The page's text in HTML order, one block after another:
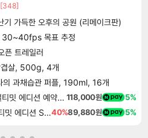
[348]
가득한 오후의 공원 (리메이크판)
30~40fps 목표 추정
픈 트레일러
겹살, 500g, 4개
의 과채습관 퍼플, 190ml, 16개
마블 투혼 파이팅 소울즈 얼티밋 에디션 예약구매 MARVEL Tokon Fighting Souls Ultimate Edition Pre-Purchase 118,000원 5%
슈퍼로봇대전 Y 디지털 얼티밋 에디션 Super Robot Wars Y Digital Ultimate Edition40%89,880원 5%